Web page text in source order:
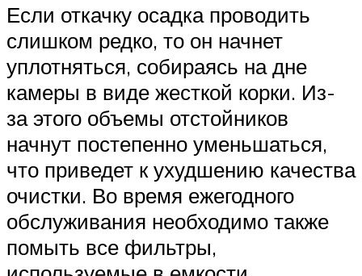
Если откачку осадка проводить
слишком редко, то он начнет
уплотняться, собираясь на дне
камеры в виде жесткой корки. Из-
за этого объемы отстойников
начнут постепенно уменьшаться,
что приведет к ухудшению качества
очистки. Во время ежегодного
обслуживания необходимо также
помыть все фильтры,